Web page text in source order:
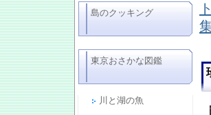
島のクッキング
東京おさかな図鑑
川と湖の魚